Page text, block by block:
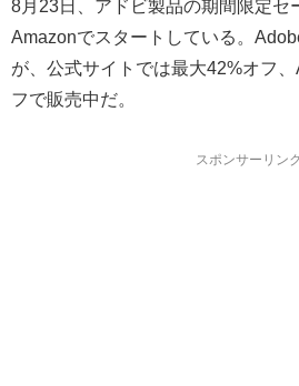
8月23日、アドビ製品の期間限定セ
Amazonでスタートしている。
が、公式サイトでは最大42%オフ
フで販売中だ。
スポンサーリンク